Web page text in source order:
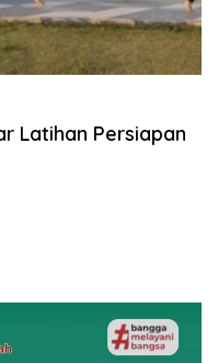
Latihan Persiapan